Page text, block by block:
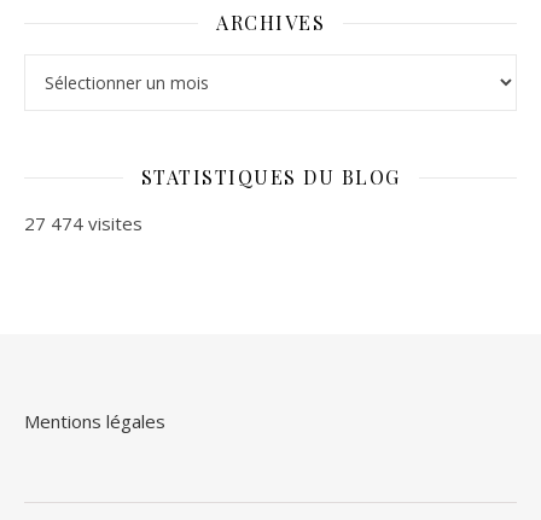
ARCHIVES
STATISTIQUES DU BLOG
27 474 visites
Mentions légales